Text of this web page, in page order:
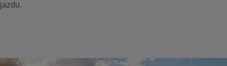
jazdu.